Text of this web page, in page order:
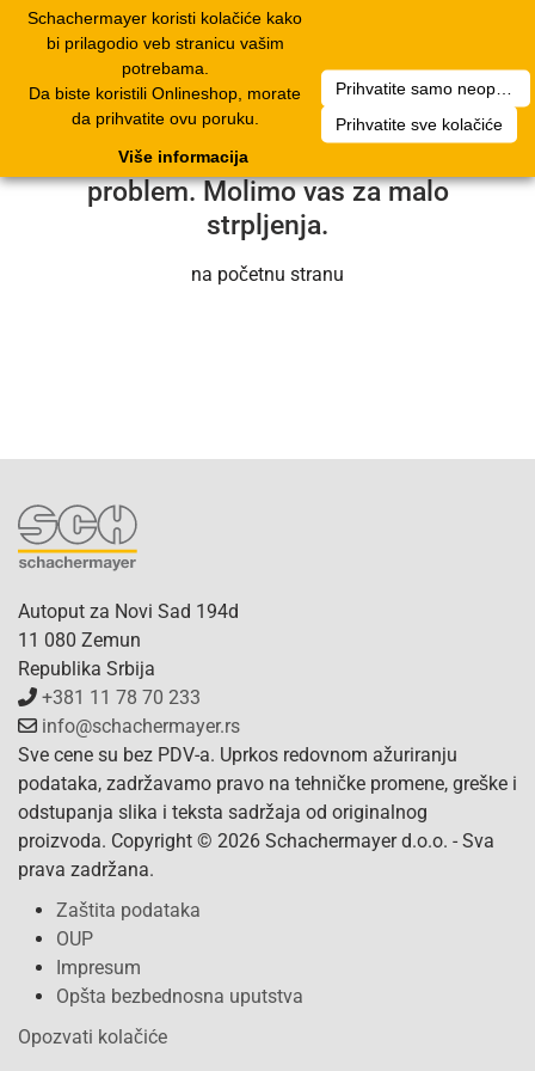
Schachermayer koristi kolačiće kako
bi prilagodio veb stranicu vašim
potrebama.
Da biste koristili Onlineshop, morate
da prihvatite ovu poruku.
Prihvatite samo neophodne kolačiće
Prihvatite sve kolačiće
Više informacija
navigation
Nažalost, došlo je do tehničke greške.
Naš servisni tim će uskoro rešiti
problem. Molimo vas za malo
strpljenja.
na početnu stranu
Autoput za Novi Sad 194d
11 080 Zemun
Republika Srbija
+381 11 78 70 233
info@schachermayer.rs
Sve cene su bez PDV-a. Uprkos redovnom ažuriranju
podataka, zadržavamo pravo na tehničke promene, greške i
odstupanja slika i teksta sadržaja od originalnog
proizvoda. Copyright © 2026 Schachermayer d.o.o. - Sva
prava zadržana.
Zaštita podataka
OUP
Impresum
Opšta bezbednosna uputstva
Opozvati kolačiće